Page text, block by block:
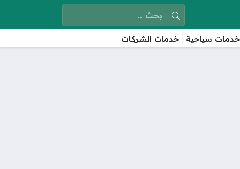
البحث عن:
خدمات سياحية خدمات الشركات